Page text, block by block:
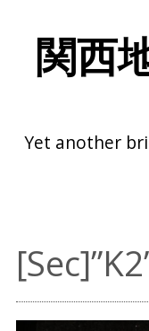
関西
Yet another